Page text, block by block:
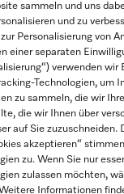
Youtube
sammeln und uns
und zu
Personalisierung von
einer separaten
verwenden wir
Technologien, um
zu sammeln, die wir
die wir Ihnen über
auf Sie zuzuschneiden.
akzeptieren“
zu. Wenn Sie nur
zulassen möchten,
Informationen